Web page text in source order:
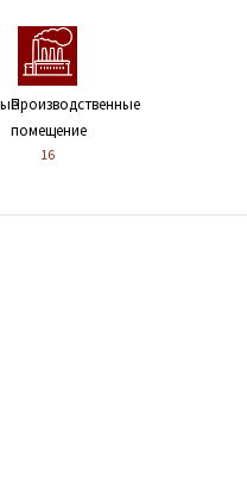
Производственные
помещение
16